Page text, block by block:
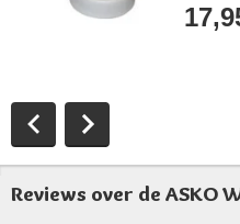
onder
Reviews over de ASKO